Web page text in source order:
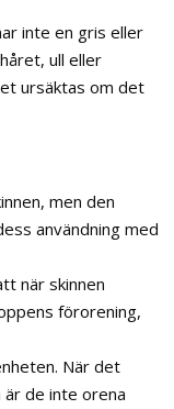
inte en gris eller
ull eller
ursäktas om det
men den
användning med
när skinnen
förorening,
När det
är de inte orena